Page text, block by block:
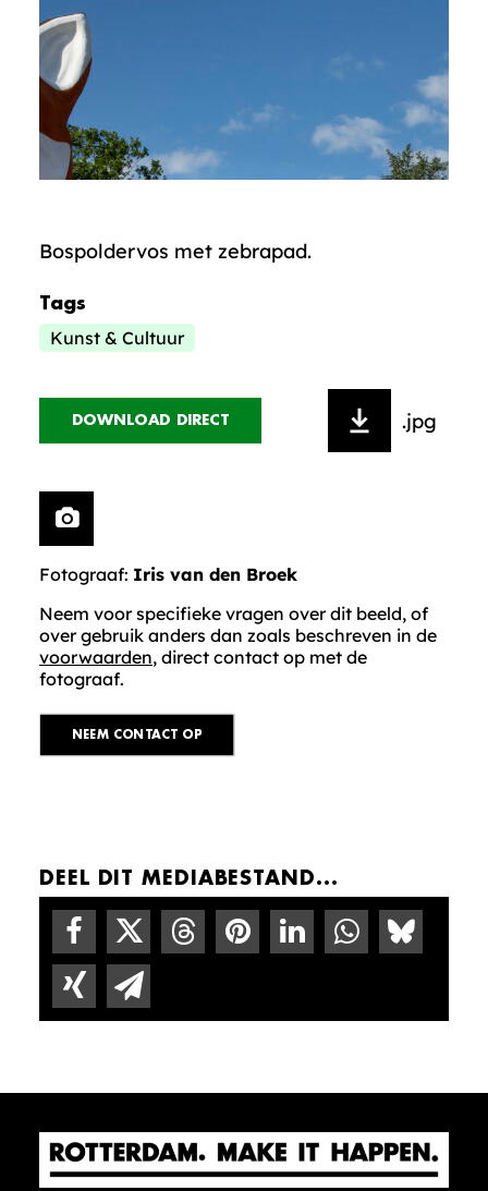
Bospoldervos met zebrapad.
Tags
Kunst & Cultuur
DOWNLOAD DIRECT .jpg
Fotograaf: Iris van den Broek
Neem voor specifieke vragen over dit beeld, of
over gebruik anders dan zoals beschreven in de
voorwaarden, direct contact op met de
fotograaf.
NEEM CONTACT OP
DEEL DIT MEDIABESTAND...